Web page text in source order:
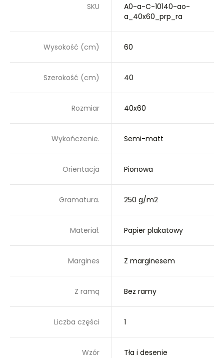
SKU
A0-a-C-10140-ao-
a_40x60_prp_ra
Wysokość (cm) 60
Szerokość (cm) 40
Rozmiar 40x60
Wykończenie. Semi-matt
Orientacja Pionowa
Gramatura. 250 g/m2
Materiał. Papier plakatowy
Margines Z marginesem
Z ramą Bez ramy
Liczba części 1
Wzór Tła i desenie